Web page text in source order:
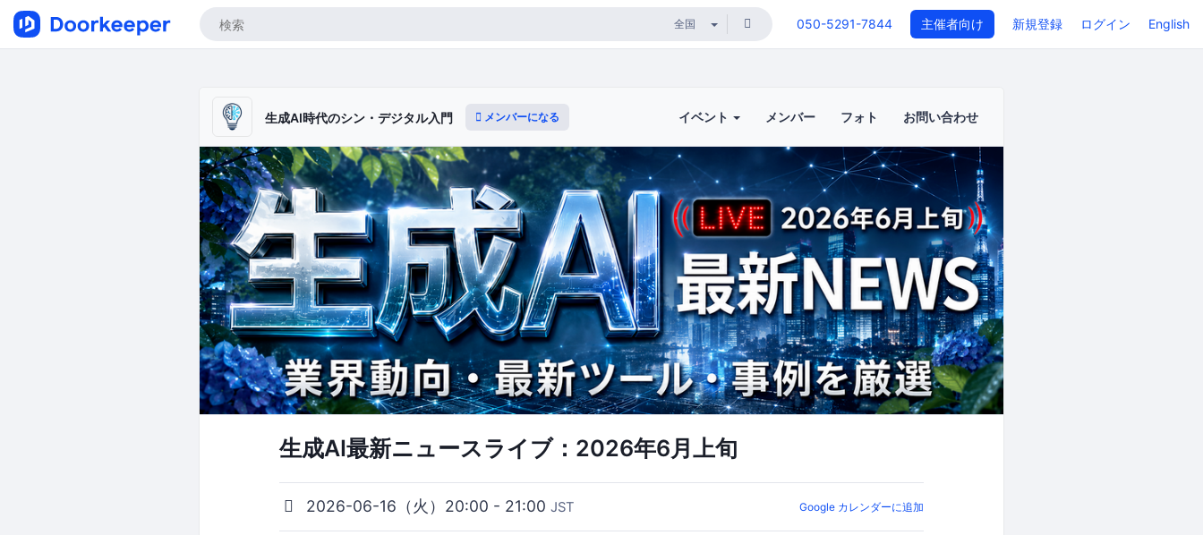
050-5291-7844 主催者向け 新規登録 ログイン English
生成AI時代のシン・デジタル入門 メンバーになる イベント メンバー フォト お問い合わせ
生成AI最新ニュースライブ：2026年6月上旬
2026-06-16（火）20:00 - 21:00 JST Google カレンダーに追加